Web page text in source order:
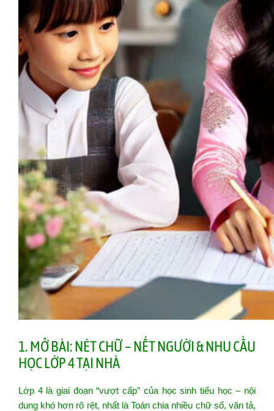
1. MỞ BÀI: NÉT CHỮ – NẾT NGƯỜI & NHU CẦU
HỌC LỚP 4 TẠI NHÀ
Lớp 4 là giai đoạn “vượt cấp” của học sinh tiểu học – nội
dung khó hơn rõ rệt, nhất là Toán chia nhiều chữ số, văn tả,